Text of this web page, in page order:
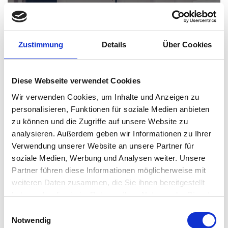
Zustimmung Details Über Cookies
Diese Webseite verwendet Cookies
Wir verwenden Cookies, um Inhalte und Anzeigen zu
personalisieren, Funktionen für soziale Medien anbieten
zu können und die Zugriffe auf unsere Website zu
analysieren. Außerdem geben wir Informationen zu Ihrer
Verwendung unserer Website an unsere Partner für
soziale Medien, Werbung und Analysen weiter. Unsere
Partner führen diese Informationen möglicherweise mit
weiteren Daten zusammen, die Sie ihnen bereitgestellt
haben oder die sie im Rahmen Ihrer Nutzung der Dienste
Vollständige Datenschutzerklärung anzeigen
Notwendig
An app for cool heads